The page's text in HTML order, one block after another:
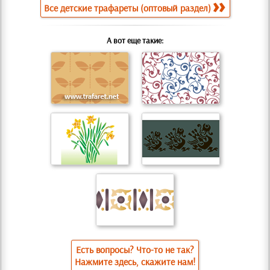
Все детские трафареты (оптовый раздел)
А вот еще такие:
Есть вопросы? Что-то не так?
Нажмите здесь, скажите нам!